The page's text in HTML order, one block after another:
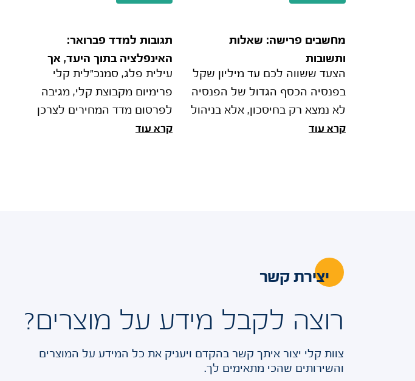
מחשבים פרישה: שאלות
ותשובות
הצעד ששווה לכם עד מיליון שקל
בפנסיה הכסף הגדול של הפנסיה
לא נמצא רק בחיסכון, אלא בניהול
נכון מול רשות המסים. הליך
קרא עוד
תגובות למדד פברואר:
האינפלציה בתוך היעד, אך
המלחמה מרחיקה את הורדת
הריבית
עילית פלג, סמנכ"לית קלי
פרימיום מקבוצת קלי, מגיבה
לפרסום מדד המחירים לצרכן
קרא עוד
יצירת קשר
רוצה לקבל מידע על מוצרים?
צוות קלי יצור איתך קשר בהקדם ויעניק את כל המידע על המוצרים
והשירותים שהכי מתאימים לך.